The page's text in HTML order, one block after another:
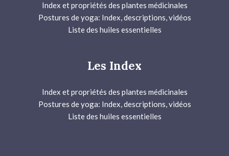
Index et propriétés des plantes médicinales
Postures de yoga: Index, descriptions, vidéos
Liste des huiles essentielles
Les Index
Index et propriétés des plantes médicinales
Postures de yoga: Index, descriptions, vidéos
Liste des huiles essentielles